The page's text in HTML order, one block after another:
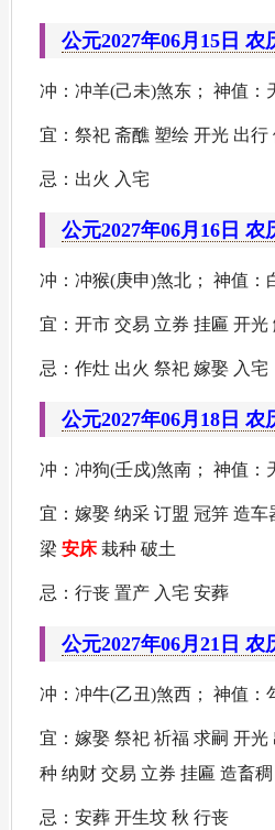
公元2027年06月15日 农
冲：冲羊(己未)煞东； 神值：
宜：祭祀 斋醮 塑绘 开光 出行
忌：出火 入宅
公元2027年06月16日 农
冲：冲猴(庚申)煞北； 神值：
宜：开市 交易 立券 挂匾 开光
忌：作灶 出火 祭祀 嫁娶 入宅
公元2027年06月18日 农
冲：冲狗(壬戍)煞南； 神值：
宜：嫁娶 纳采 订盟 冠笄 造
梁 安床栽种 破土
忌：行丧 置产 入宅 安葬
公元2027年06月21日 农
冲：冲牛(乙丑)煞西； 神值：
宜：嫁娶 祭祀 祈福 求嗣 开
种 纳财 交易 立券 挂匾 造畜稠
忌：安葬 开生坟 秋 行丧